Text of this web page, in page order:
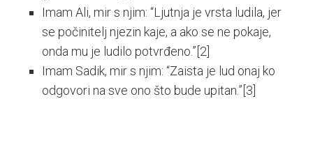
Imam Ali, mir s njim: “Ljutnja je vrsta ludila, jer
se počinitelj njezin kaje, a ako se ne pokaje,
onda mu je ludilo potvrđeno.”[2]
Imam Sadik, mir s njim: “Zaista je lud onaj ko
odgovori na sve ono što bude upitan.”[3]